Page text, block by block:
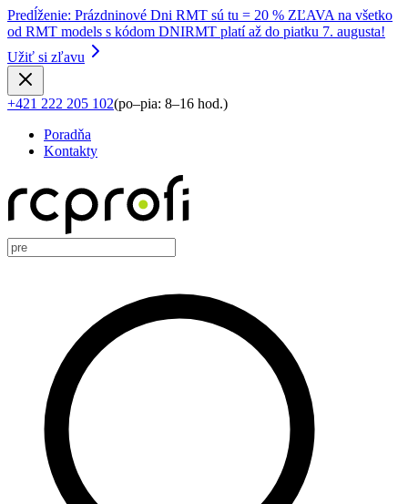
Predĺženie: Prázdninové Dni RMT sú tu = 20 % ZĽAVA na všetko
od RMT models s kódom DNIRMT platí až do piatku 7. augusta!
Užiť si zľavu
+421 222 205 102(po–pia: 8–16 hod.)
Poradňa
Kontakty